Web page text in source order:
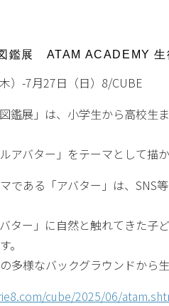
鑑展 ATAM ACADEMY 生
）-7月27日（日）8/CUBE
図鑑展」は、小学生から高校
アバター」をテーマとして描
である「アバター」は、SNS
ター」に自然と触れてきた子
。
多様なバックグラウンドから
cube/2025/06/